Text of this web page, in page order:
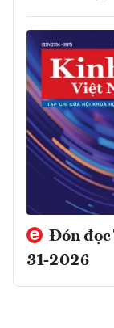
Đón đọc
31-2026